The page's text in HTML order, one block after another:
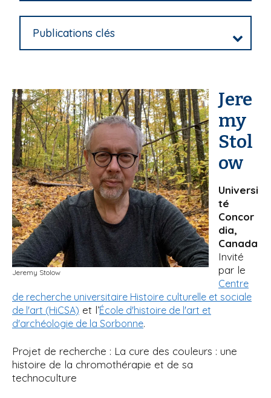
Publications clés
Jeremy Stolow
Jere
my
Stol
ow
Universi
té
Concor
dia,
Canada
Invité
par le
Centre
de recherche universitaire Histoire culturelle et sociale
de l'art (HiCSA) et l’École d'histoire de l'art et
d'archéologie de la Sorbonne.
Projet de recherche : La cure des couleurs : une
histoire de la chromothérapie et de sa
technoculture